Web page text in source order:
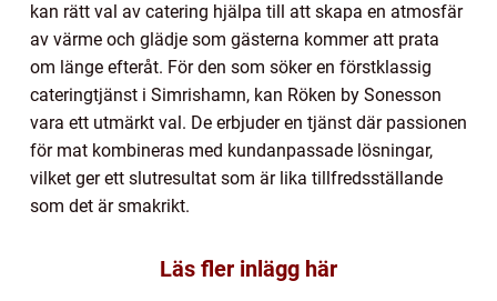
kan rätt val av catering hjälpa till att skapa en atmosfär
av värme och glädje som gästerna kommer att prata
om länge efteråt. För den som söker en förstklassig
cateringtjänst i Simrishamn, kan Röken by Sonesson
vara ett utmärkt val. De erbjuder en tjänst där passionen
för mat kombineras med kundanpassade lösningar,
vilket ger ett slutresultat som är lika tillfredsställande
som det är smakrikt.
Läs fler inlägg här